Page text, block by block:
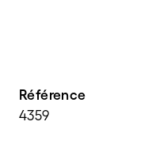
Référence
4359